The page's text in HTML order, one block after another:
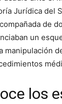
Jurídica del
de
un
manipulación
los